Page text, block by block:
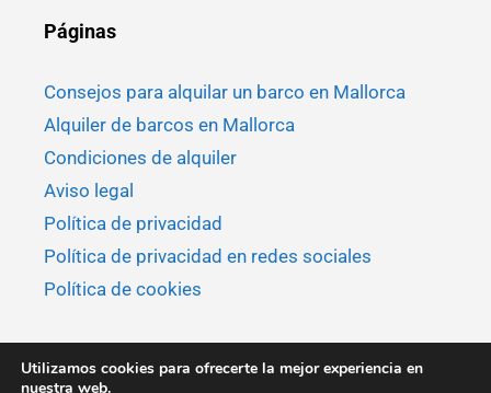
Páginas
Consejos para alquilar un barco en Mallorca
Alquiler de barcos en Mallorca
Condiciones de alquiler
Aviso legal
Política de privacidad
Política de privacidad en redes sociales
Política de cookies
Utilizamos cookies para ofrecerte la mejor experiencia en
nuestra web.